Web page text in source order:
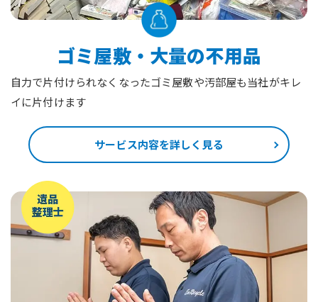
ゴミ屋敷・大量の不用品
自力で片付けられなくなったゴミ屋敷や汚部屋も当社がキレ
イに片付けます
サービス内容を詳しく見る